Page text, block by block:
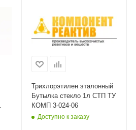
Трихлорэтилен эталонный
Бутылка стекло 1л СТП ТУ
КОМП 3-024-06
Доступно к заказу